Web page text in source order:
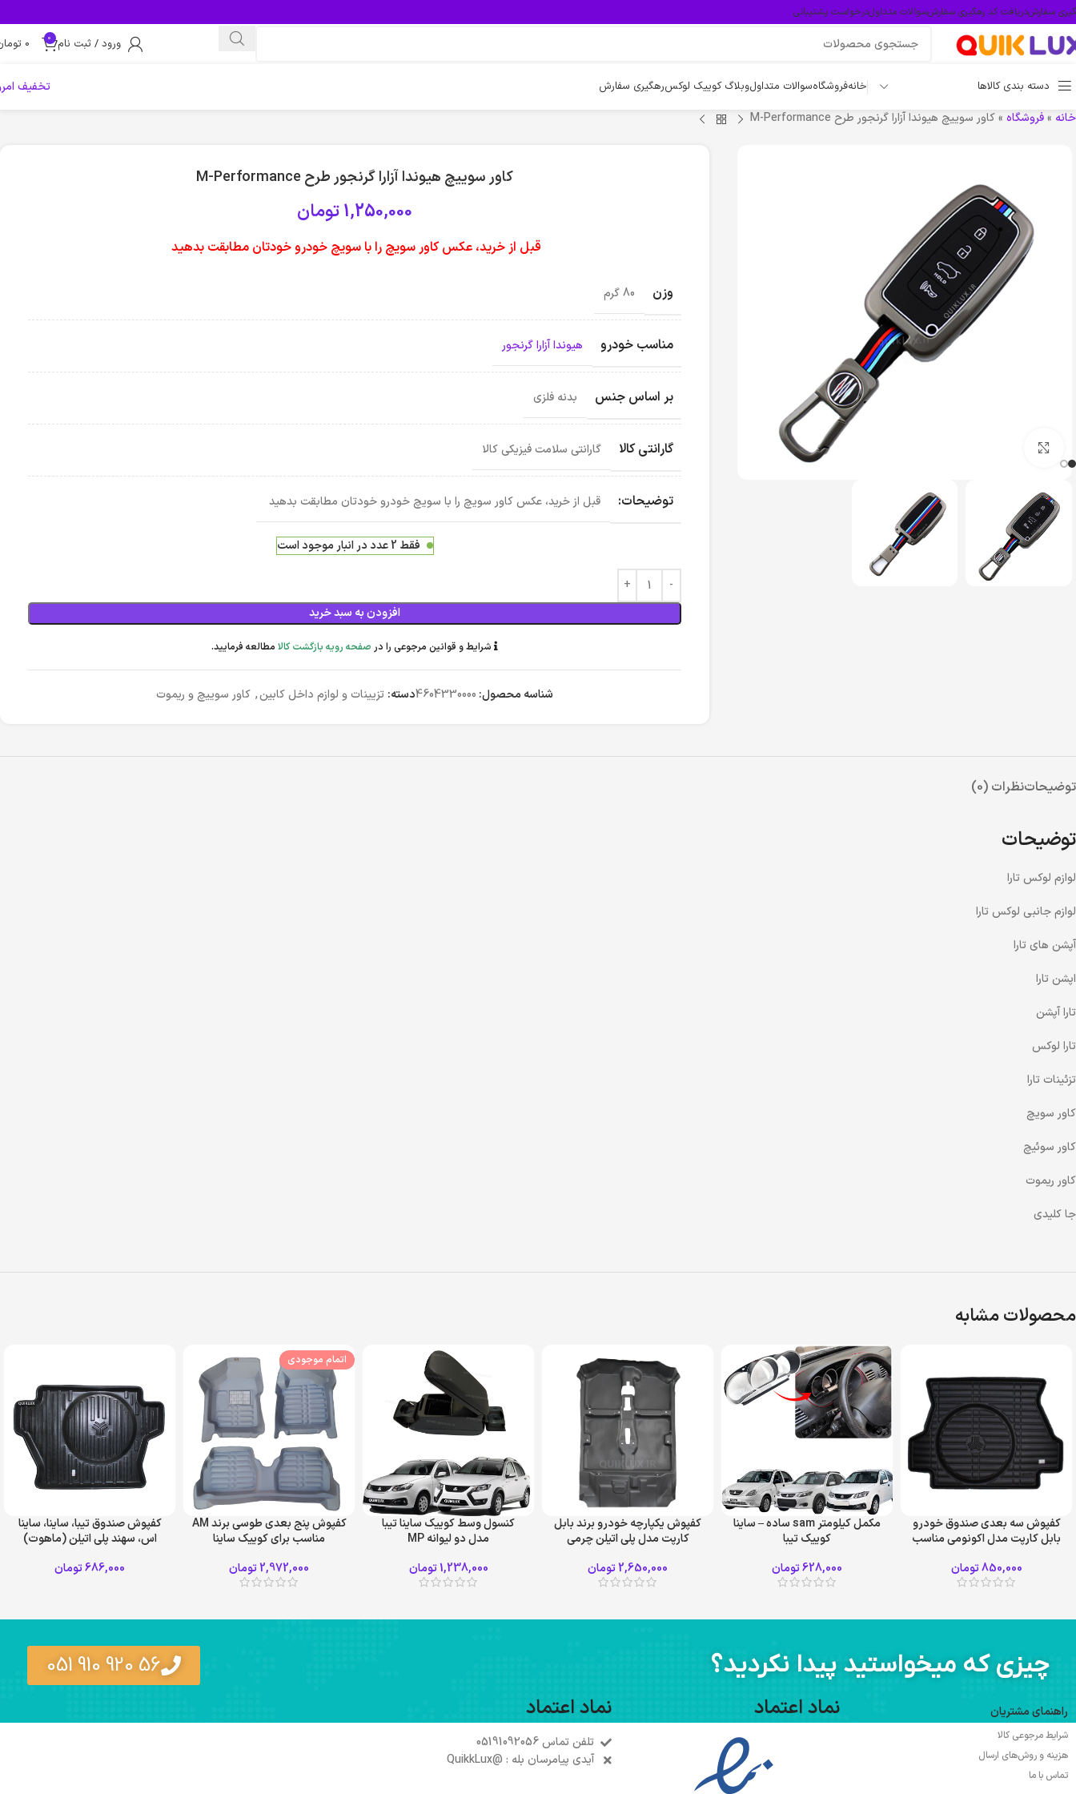
سفارشدریافت کد رهگیری سفارشسوالات متداولدرخواست پشتیبانی
ورود / ثبت نام 0
0
دسته بندی کالاها خانهفروشگاهسوالات متداولوبلاگ کوییک لوکسرهگیری سفارش
تخفیف
خانه »فروشگاه »کاور سوییچ هیوندا آزارا گرنجور طرح M-Performance
کاور سوییچ هیوندا آزارا گرنجور طرح M-Performance
1,250,000تومان
قبل از خرید، عکس کاور سویچ را با سویچ خودرو خودتان مطابقت بدهید
وزن 80 گرم
مناسب خودرو هیوندا آزارا گرنجور
بر اساس جنس بدنه فلزی
گارانتی کالا گارانتی سلامت فیزیکی کالا
توضیحات: قبل از خرید، عکس کاور سویچ را با سویچ خودرو خودتان مطابقت بدهید
فقط 2 عدد در انبار موجود است
افزودن به سبد خرید
شرایط و قوانین مرجوعی را در صفحه رویه بازگشت کالا مطالعه فرمایید.
شناسه محصول: 4604330000دسته: تزیینات و لوازم داخل کابین, کاور سوییچ و ریموت
توضیحاتنظرات (0)
توضیحات
لوازم لوکس تارا
لوازم جانبی لوکس تارا
آپشن های تارا
اپشن تارا
تارا آپشن
تارا لوکس
تزئینات تارا
کاور سویچ
کاور سوئیچ
کاور ریموت
جا کلیدی
محصولات مشابه
کفپوش سه بعدی صندوق خودرو
بابل کارپت مدل اکونومی مناسب
سهند
850,000تومان
مکمل کیلومتر sam ساده – ساینا
کوییک تیبا
628,000تومان
کفپوش یکپارچه خودرو برند بابل
کارپت مدل پلی اتیلن چرمی
2,650,000تومان
کنسول وسط کوییک ساینا تیبا
مدل دو لیوانه MP
1,238,000تومان
اتمام موجودی
کفپوش پنج بعدی طوسی برند AM
مناسب برای کوییک ساینا
2,972,000تومان
کفپوش صندوق تیبا، ساینا، ساینا
اس، سهند پلی اتیلن (ماهوت)
686,000تومان
چیزی که میخواستید پیدا نکردید؟ 56 920 910 051
راهنمای مشتریان
شرایط مرجوعی کالا
هزینه و روش‌های ارسال
تماس با ما
نماد اعتماد نماد اعتماد
تلفن تماس 05191092056
آیدی پیامرسان بله : @QuikkLux